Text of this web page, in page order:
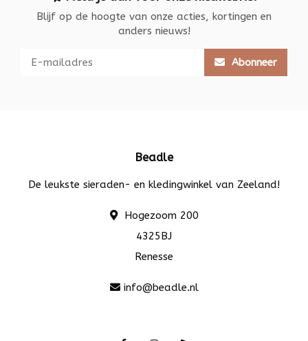
Blijf op de hoogte van onze acties, kortingen en
anders nieuws!
Abonneer
Beadle
De leukste sieraden- en kledingwinkel van Zeeland!
Hogezoom 200
4325BJ
Renesse
info@beadle.nl